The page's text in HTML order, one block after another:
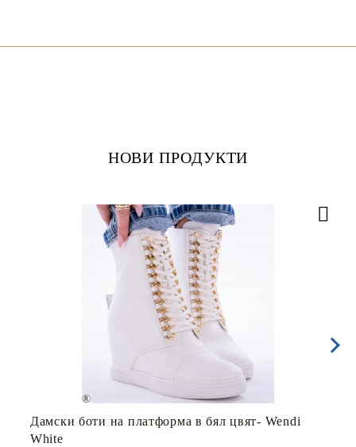
НОВИ ПРОДУКТИ
Дамски боти на платформа в бял цвят- Wendi
White